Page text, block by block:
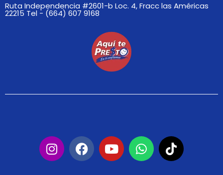
Ruta Independencia #2601-b Loc. 4, Fracc las Américas
22215 Tel - (664) 607 9168